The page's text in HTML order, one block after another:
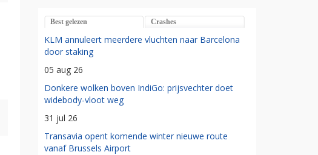
Best gelezen Crashes
KLM annuleert meerdere vluchten naar Barcelona
door staking
05 aug 26
Donkere wolken boven IndiGo: prijsvechter doet
widebody-vloot weg
31 jul 26
Transavia opent komende winter nieuwe route
vanaf Brussels Airport